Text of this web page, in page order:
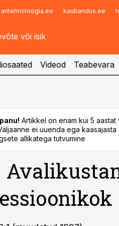
aritehnoloogia.ee kaubandus.ee
Infopank
Videod Teabevara
Artikkel on enam kui 5
ei uuenda ega
allikatega tutvumine